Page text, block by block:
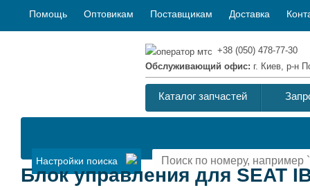
Помощь Оптовикам Поставщикам Доставка
+38 (050) 478-77-30
Обслуживающий офис: г. Киев, р-н
Каталог запчастей
Настройки поиска
Блок управления для SEAT